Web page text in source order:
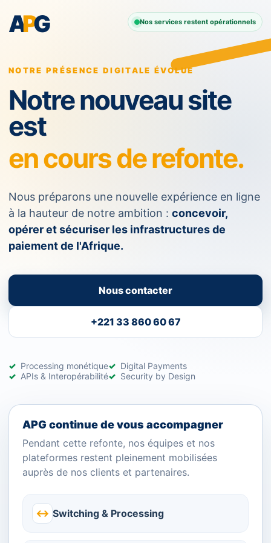
APG Nos services restent opérationnels
NOTRE PRÉSENCE DIGITALE ÉVOLUE
Notre nouveau site
est
en cours de refonte.
Nous préparons une nouvelle expérience en ligne
à la hauteur de notre ambition : concevoir,
opérer et sécuriser les infrastructures de
paiement de l'Afrique.
Nous contacter
+221 33 860 60 67
Processing monétique
Digital Payments
APIs & Interopérabilité
Security by Design
APG continue de vous accompagner
Pendant cette refonte, nos équipes et nos
plateformes restent pleinement mobilisées
auprès de nos clients et partenaires.
↔ Switching & Processing